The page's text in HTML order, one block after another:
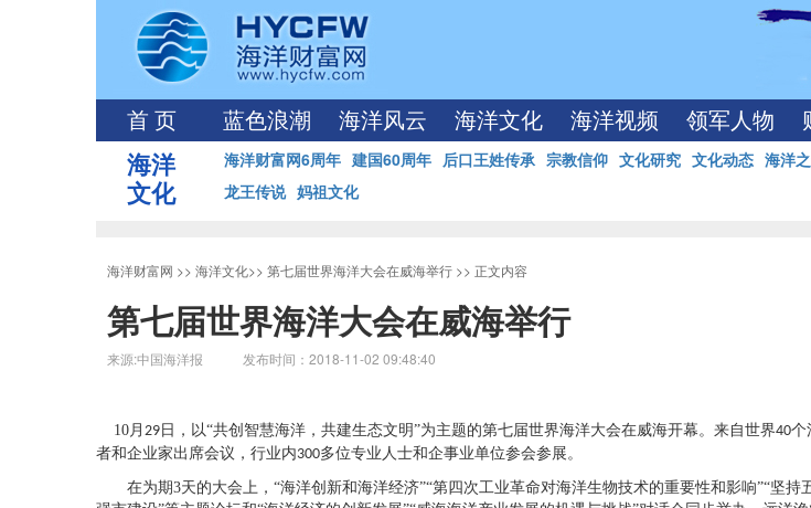
首 页 蓝色浪潮 海洋风云 海洋文化 海洋视频 领军人物
海洋
文化
海洋财富网6周年 建国60周年 后口王姓传承 宗教信仰 文化研究 文化动态 海洋
龙王传说 妈祖文化
海洋财富网 >> 海洋文化>> 第七届世界海洋大会在威海举行 >> 正文内容
第七届世界海洋大会在威海举行
来源:中国海洋报 发布时间：2018-11-02 09:48:40
10月 29 日，以“共创智慧海洋，共建生态文明”为主题的第七届世界海洋大会在威海开幕。来自世界40个
者和企业家出席会议，行业内300多位专业人士和企事业单位参会参展。
在为期3天的大会上，“海洋创新和海洋经济”“第四次工业革命对海洋生物技术的重要性和影响”“坚